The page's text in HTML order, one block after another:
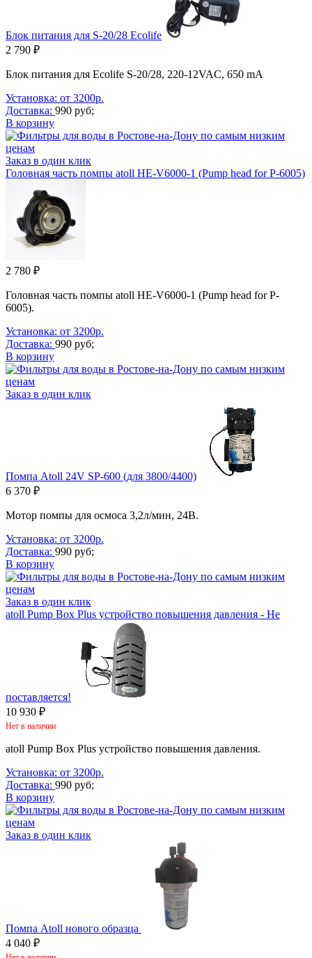
Блок питания для S-20/28 Ecolife
2 790 ₽
Блок питания для Ecolife S-20/28, 220-12VAC, 650 mA
Установка: от 3200р.
Доставка: 990 руб;
В корзину
Заказ в один клик
Головная часть помпы atoll HE-V6000-1 (Pump head for P-6005)
2 780 ₽
Головная часть помпы atoll HE-V6000-1 (Pump head for P-
6005).
Установка: от 3200р.
Доставка: 990 руб;
В корзину
Заказ в один клик
Помпа Atoll 24V SP-600 (для 3800/4400)
6 370 ₽
Мотор помпы для осмоса 3,2л/мин, 24В.
Установка: от 3200р.
Доставка: 990 руб;
В корзину
Заказ в один клик
atoll Pump Box Plus устройство повышения давления - Не
поставляется!
10 930 ₽
Нет в наличии
atoll Pump Box Plus устройство повышения давления.
Установка: от 3200р.
Доставка: 990 руб;
В корзину
Заказ в один клик
Помпа Atoll нового образца
4 040 ₽